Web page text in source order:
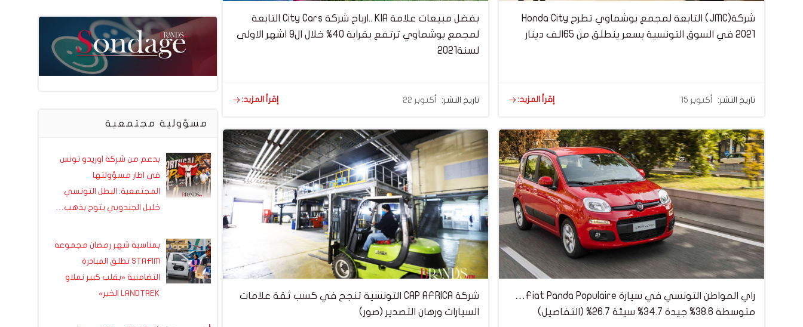
بفضل مبيعات علامة KIA ..ارباح شركة City Cars التابعة
لمجمع بوشماوي ترتفع بقرابة 40% خلال ال9 اشهر الاولى
لسنة2021
تاريخ النشر: أكتوبر 22 إقرأ المزيد:
شركة(JMC) التابعة لمجمع بوشماوي تطرح Honda City
2021 في السوق التونسية بسعر ينطلق من 65الف دينار
تاريخ النشر: أكتوبر 15 إقرأ المزيد:
شركة CAP AFRICA التونسية تنجح في كسب ثقة علامات
السيارات ورهان التصدير (صور)
راي المواطن التونسي في سيارة Fiat Panda Populaire…
متوسطة 38.6% جيدة 34.7% سيئة 26.7% (التفاصيل)
مسؤولية مجتمعية
بدعم من شركة اوريدو تونس
في اطار مسؤولتها
المجتمعية: البطل التونسي
خليل الجندوبي يتوج بذهب…
بمناسبة شهر رمضان مجموعة
STAFIM تطلق المبادرة
التضامنية «بقلب كبير نملاو
LANDTREK الخير»